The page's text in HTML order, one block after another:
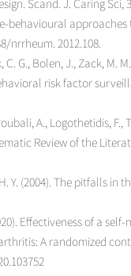
Scand. J. Caring Sci,
behavioural
nrrheum. 2012.108.
C. G., Bolen, J., Zack,
risk factor
A., Logothetidis,
Review of the
H. Y. (2004). The
Effectiveness of a
A randomized